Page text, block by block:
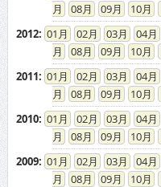
08
09 10
2012: 01 02 03 04
08
09 10
2011: 01 02 03 04
08
09 10
2010: 01 02 03 04
08
09 10
2009: 01 02 03 04
08
09 10